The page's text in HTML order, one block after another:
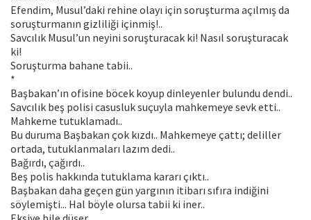
Efendim, Musul’daki rehine olayı için soruşturma açılmış da
soruşturmanın gizliliği içinmiş!..
Savcılık Musul’un neyini soruşturacak ki! Nasıl soruşturacak
ki!
Soruşturma bahane tabii..
*
Başbakan’ın ofisine böcek koyup dinleyenler bulundu dendi..
Savcılık beş polisi casusluk suçuyla mahkemeye sevk etti..
Mahkeme tutuklamadı..
Bu duruma Başbakan çok kızdı.. Mahkemeye çattı; deliller
ortada, tutuklanmaları lazım dedi..
Bağırdı, çağırdı..
Beş polis hakkında tutuklama kararı çıktı..
Başbakan daha geçen gün yargının itibarı sıfıra indiğini
söylemişti... Hal böyle olursa tabii ki iner..